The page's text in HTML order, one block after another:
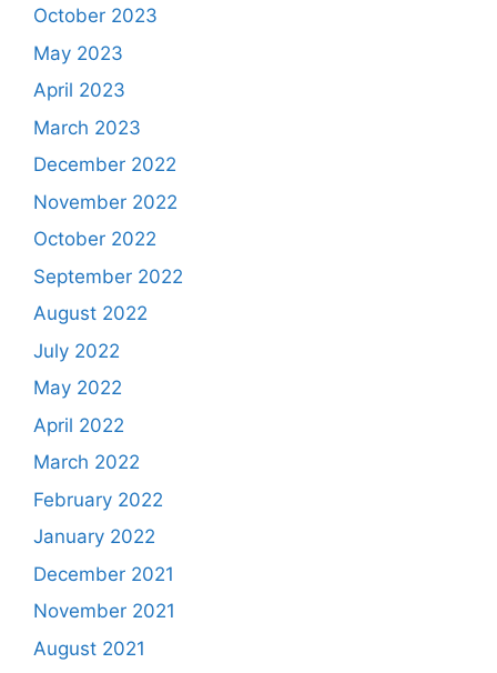
October 2023
May 2023
April 2023
March 2023
December 2022
November 2022
October 2022
September 2022
August 2022
July 2022
May 2022
April 2022
March 2022
February 2022
January 2022
December 2021
November 2021
August 2021